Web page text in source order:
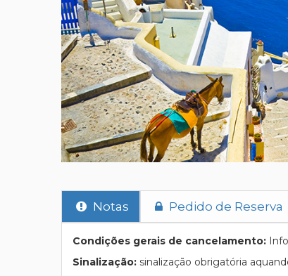
Notas Pedido de Reserva
Condições gerais de cancelamento:
Sinalização: sinalização obrigatória